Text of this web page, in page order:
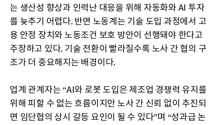
는 생산성 향상과 인력난 대응을 위해 자동화와 AI 투자
를 늦추기 어렵다. 반면 노동계는 기술 도입 과정에서 고
용 안정 장치와 노동조건 보호 방안이 선행돼야 한다고
주장하고 있다. 기술 전환이 빨라질수록 노사 간 협의 구
조가 더 중요해지는 배경이다.
업계 관계자는 “AI와 로봇 도입은 제조업 경쟁력 유지를
위해 피할 수 없는 흐름이지만 노사 간 신뢰 없이 추진되
면 임단협의 상시 갈등 요인이 될 수 있다”며 “성과급 논